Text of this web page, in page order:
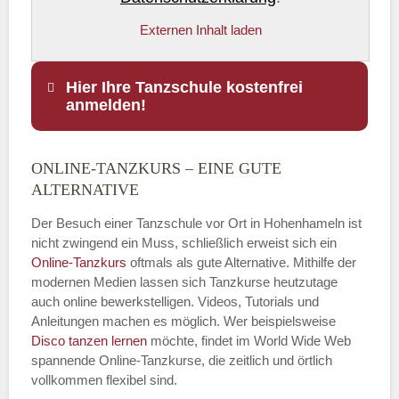
Externen Inhalt laden
Hier Ihre Tanzschule kostenfrei
anmelden!
Name
E-Mail*
Name der Tanzschule
ONLINE-TANZKURS – EINE GUTE
ALTERNATIVE
Der Besuch einer Tanzschule vor Ort in Hohenhameln ist
nicht zwingend ein Muss, schließlich erweist sich ein
Online-Tanzkurs oftmals als gute Alternative. Mithilfe der
modernen Medien lassen sich Tanzkurse heutzutage
auch online bewerkstelligen. Videos, Tutorials und
Anleitungen machen es möglich. Wer beispielsweise
Disco tanzen lernen möchte, findet im World Wide Web
spannende Online-Tanzkurse, die zeitlich und örtlich
vollkommen flexibel sind.